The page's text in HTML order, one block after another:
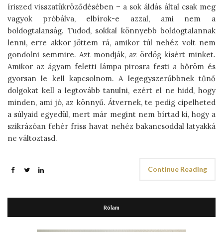
íriszed visszatükröződésében – a sok áldás által csak meg
vagyok próbálva, elbírok-e azzal, ami nem a
boldogtalanság. Tudod, sokkal könnyebb boldogtalannak
lenni, erre akkor jöttem rá, amikor túl nehéz volt nem
gondolni semmire. Azt mondják, az ördög kísért minket.
Amikor az ágyam feletti lámpa pirosra festi a bőröm és
gyorsan le kell kapcsolnom. A legegyszerűbbnek tűnő
dolgokat kell a legtovább tanulni, ezért el ne hidd, hogy
minden, ami jó, az könnyű. Átvernek, te pedig cipelheted
a súlyaid egyedül, mert már megint nem bírtad ki, hogy a
szikrázóan fehér friss havat nehéz bakancsoddal latyakká
ne változtasd.
Continue Reading
Rólam